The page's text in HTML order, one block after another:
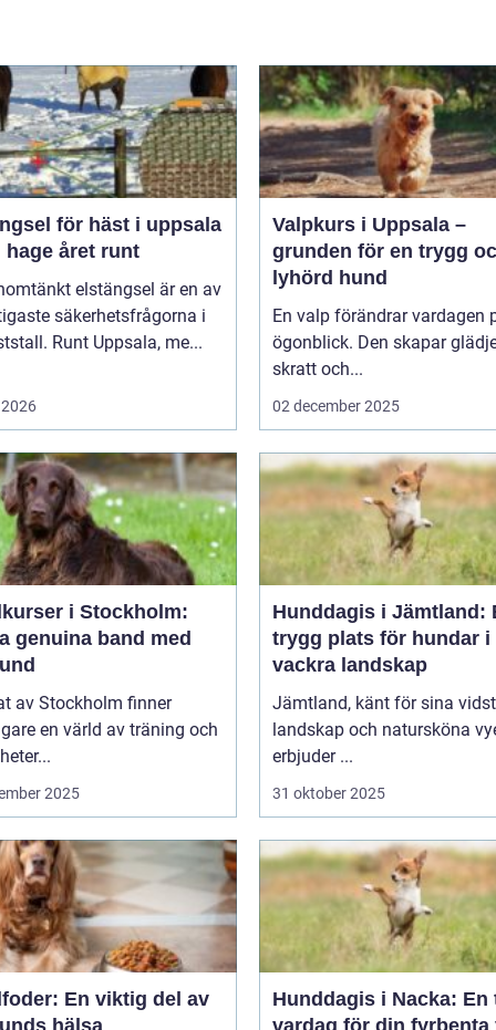
för häst i uppsala
hage året runt
elstängsel är en av
säkerhetsfrågorna i
Runt Uppsala, me...
Valpkurs i Uppsala –
grunden för en trygg
lyhörd hund
En valp förändrar vardagen
ögonblick. Den skapar
skratt och...
02 december 2025
i Stockholm:
genuina band med
av Stockholm finner
en värld av träning och
2025
Hunddagis i Jämtland:
trygg plats för hundar i
vackra landskap
Jämtland, känt för sina
landskap och natursköna
erbjuder ...
31 oktober 2025
En viktig del av
Hunddagis i Nacka: En